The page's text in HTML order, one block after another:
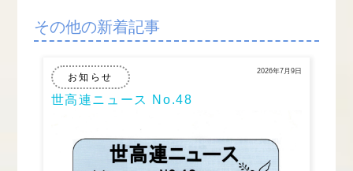
その他の新着記事
お知らせ
2026年7月9日
世高連ニュース No.48